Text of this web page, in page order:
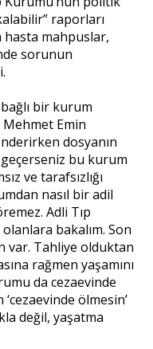
raporları
hasta mahpuslar,
sorunun
bir kurum
Mehmet Emin
dosyanın
geçerseniz bu kurum
ve tarafsızlığı
nasıl bir adil
Adli Tıp
bakalım. Son
var. Tahliye olduktan
rağmen yaşamını
da cezaevinde
ölmesin’
değil, yaşatma